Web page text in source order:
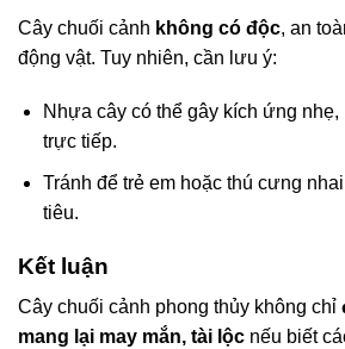
Cây chuối cảnh không có độc, an
động vật. Tuy nhiên, cần lưu ý:
Nhựa cây có thể gây kích ứng nhẹ,
trực tiếp.
Tránh để trẻ em hoặc thú cưng
tiêu.
Kết luận
Cây chuối cảnh phong thủy không chỉ
mang lại may mắn, tài lộc nếu biết